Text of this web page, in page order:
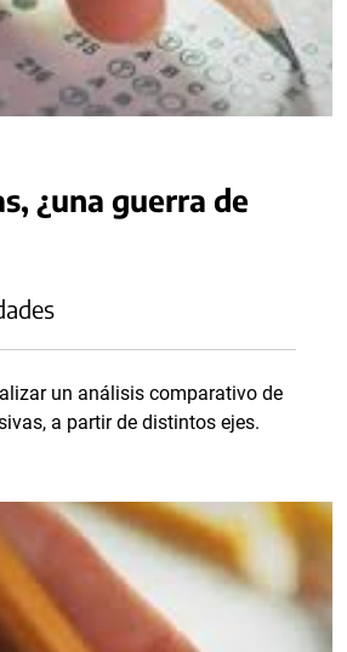
¿una guerra de
un análisis comparativo de
a partir de distintos ejes.